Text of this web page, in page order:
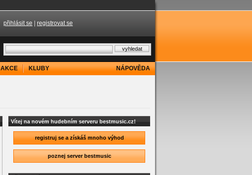
přihlásit se registrovat se
AKCE KLUBY NÁPOVĚDA
Vítej na novém hudebním serveru bestmusic.cz!
registruj se a získáš mnoho výhod
poznej server bestmusic